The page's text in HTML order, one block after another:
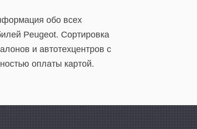
обо всех
Peugeot. Сортировка
и автотехцентров с
оплаты картой.